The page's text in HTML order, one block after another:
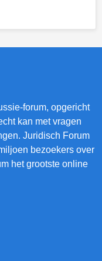
forum, opgericht
kan met vragen
Juridisch Forum
bezoekers over
het grootste online